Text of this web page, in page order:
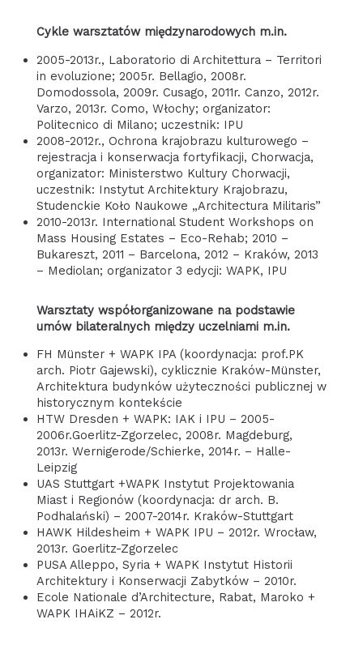
Cykle warsztatów międzynarodowych m.in.
2005-2013r., Laboratorio di Architettura – Territori
in evoluzione; 2005r. Bellagio, 2008r.
Domodossola, 2009r. Cusago, 2011r. Canzo, 2012r.
Varzo, 2013r. Como, Włochy; organizator:
Politecnico di Milano; uczestnik: IPU
2008-2012r., Ochrona krajobrazu kulturowego –
rejestracja i konserwacja fortyfikacji, Chorwacja,
organizator: Ministerstwo Kultury Chorwacji,
uczestnik: Instytut Architektury Krajobrazu,
Studenckie Koło Naukowe „Architectura Militaris”
2010-2013r. International Student Workshops on
Mass Housing Estates – Eco-Rehab; 2010 –
Bukareszt, 2011 – Barcelona, 2012 – Kraków, 2013
– Mediolan; organizator 3 edycji: WAPK, IPU
Warsztaty współorganizowane na podstawie
umów bilateralnych między uczelniami m.in.
FH Münster + WAPK IPA (koordynacja: prof.PK
arch. Piotr Gajewski), cyklicznie Kraków-Münster,
Architektura budynków użyteczności publicznej w
historycznym kontekście
HTW Dresden + WAPK: IAK i IPU – 2005-
2006r.Goerlitz-Zgorzelec, 2008r. Magdeburg,
2013r. Wernigerode/Schierke, 2014r. – Halle-
Leipzig
UAS Stuttgart +WAPK Instytut Projektowania
Miast i Regionów (koordynacja: dr arch. B.
Podhalański) – 2007-2014r. Kraków-Stuttgart
HAWK Hildesheim + WAPK IPU – 2012r. Wrocław,
2013r. Goerlitz-Zgorzelec
PUSA Alleppo, Syria + WAPK Instytut Historii
Architektury i Konserwacji Zabytków – 2010r.
Ecole Nationale d’Architecture, Rabat, Maroko +
WAPK IHAiKZ – 2012r.